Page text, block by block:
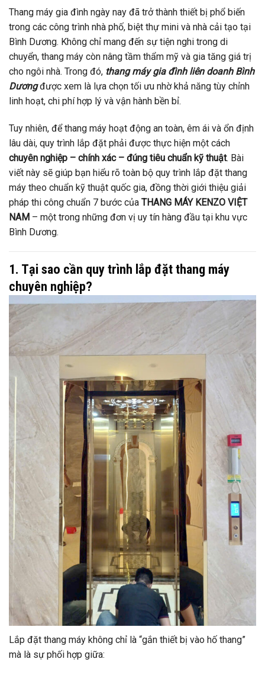
Thang máy gia đình ngày nay đã trở thành thiết bị phổ biến
trong các công trình nhà phố, biệt thự mini và nhà cải tạo tại
Bình Dương. Không chỉ mang đến sự tiện nghi trong di
chuyển, thang máy còn nâng tầm thẩm mỹ và gia tăng giá trị
cho ngôi nhà. Trong đó, thang máy gia đình liên doanh Bình
Dươngđược xem là lựa chọn tối ưu nhờ khả năng tùy chỉnh
linh hoạt, chi phí hợp lý và vận hành bền bỉ.
Tuy nhiên, để thang máy hoạt động an toàn, êm ái và ổn định
lâu dài, quy trình lắp đặt phải được thực hiện một cách
chuyên nghiệp – chính xác – đúng tiêu chuẩn kỹ thuật. Bài
viết này sẽ giúp bạn hiểu rõ toàn bộ quy trình lắp đặt thang
máy theo chuẩn kỹ thuật quốc gia, đồng thời giới thiệu giải
pháp thi công chuẩn 7 bước của THANG MÁY KENZO VIỆT
NAM – một trong những đơn vị uy tín hàng đầu tại khu vực
Bình Dương.
1. Tại sao cần quy trình lắp đặt thang máy
chuyên nghiệp?
Lắp đặt thang máy không chỉ là “gắn thiết bị vào hố thang”
mà là sự phối hợp giữa: